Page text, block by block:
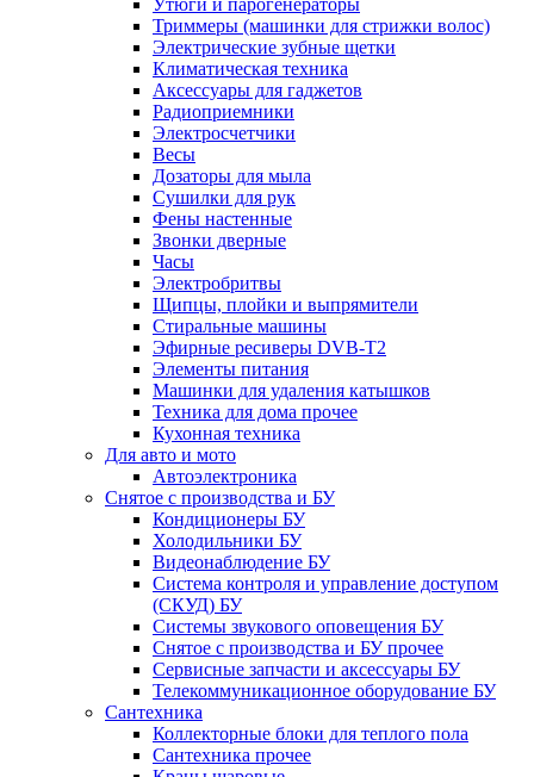
Утюги и парогенераторы
Триммеры (машинки для стрижки волос)
Электрические зубные щетки
Климатическая техника
Аксессуары для гаджетов
Радиоприемники
Электросчетчики
Весы
Дозаторы для мыла
Сушилки для рук
Фены настенные
Звонки дверные
Часы
Электробритвы
Щипцы, плойки и выпрямители
Стиральные машины
Эфирные ресиверы DVB-T2
Элементы питания
Машинки для удаления катышков
Техника для дома прочее
Кухонная техника
Для авто и мото
Автоэлектроника
Снятое с производства и БУ
Кондиционеры БУ
Холодильники БУ
Видеонаблюдение БУ
Система контроля и управление доступом
(СКУД) БУ
Системы звукового оповещения БУ
Снятое с производства и БУ прочее
Сервисные запчасти и аксессуары БУ
Телекоммуникационное оборудование БУ
Сантехника
Коллекторные блоки для теплого пола
Сантехника прочее